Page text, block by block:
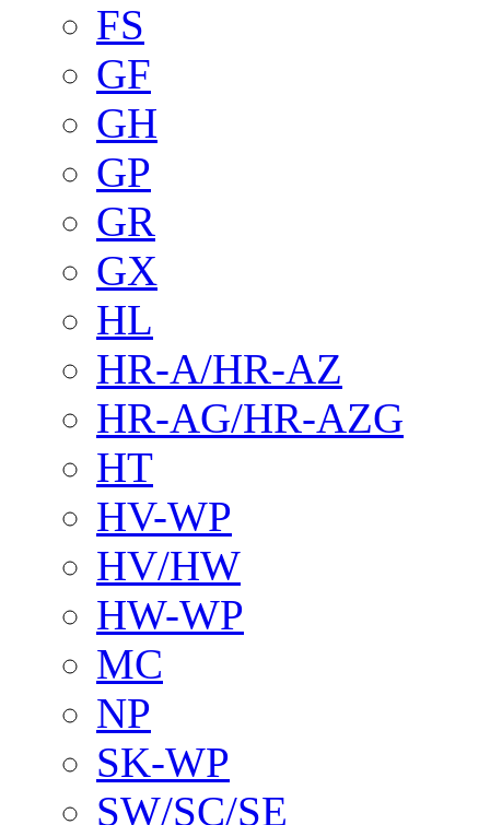
FS
GF
GH
GP
GR
GX
HL
HR-A/HR-AZ
HR-AG/HR-AZG
HT
HV-WP
HV/HW
HW-WP
MC
NP
SK-WP
SW/SC/SE